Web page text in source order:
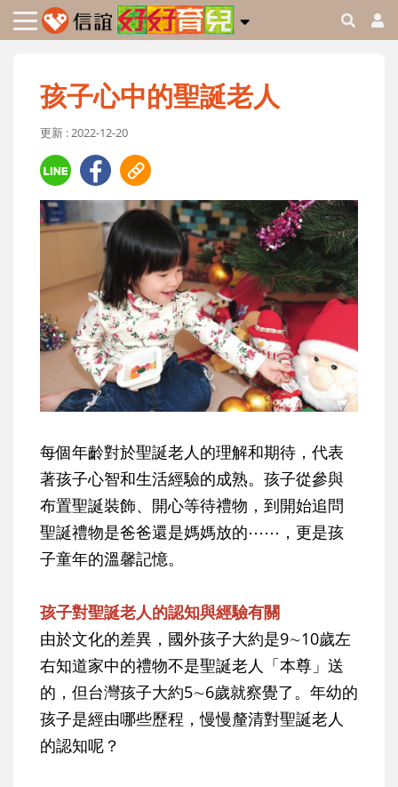
孩子心中的聖誕老人
更新 : 2022-12-20
每個年齡對於聖誕老人的理解和期待，代表
著孩子心智和生活經驗的成熟。孩子從參與
布置聖誕裝飾、開心等待禮物，到開始追問
聖誕禮物是爸爸還是媽媽放的⋯⋯，更是孩
子童年的溫馨記憶。
孩子對聖誕老人的認知與經驗有關
由於文化的差異，國外孩子大約是9∼10歲左
右知道家中的禮物不是聖誕老人「本尊」送
的，但台灣孩子大約5∼6歲就察覺了。年幼的
孩子是經由哪些歷程，慢慢釐清對聖誕老人
的認知呢？